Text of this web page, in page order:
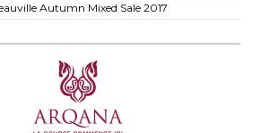
Autumn Mixed Sale 2017